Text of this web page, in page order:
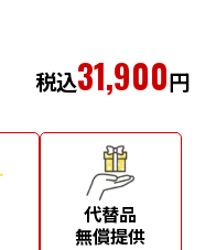
税込31,900円
代替品
無償提供